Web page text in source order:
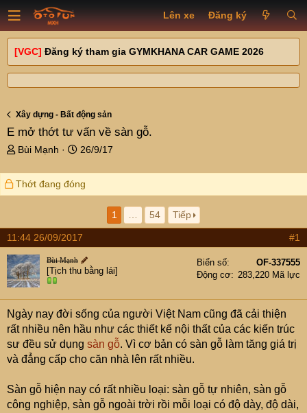
Lên xe Đăng ký
[VGC] Đăng ký tham gia GYMKHANA CAR GAME 2026
Xây dựng - Bất động sản
E mở thớt tư vấn về sàn gỗ.
T
r
e
s
t
a
r
t
Bùi Mạnh
N
à
y
i
26/9/17
Thớt đang đóng
1 54 Tiếp
11:44 26/09/2017 #1
Bùi Mạnh
[Tịch thu bằng lái]
Biển số
OF-337555
Động cơ
283,220 Mã lực
Ngày nay đời sống của người Việt Nam cũng đã cải thiện
rất nhiều nên hầu như các thiết kế nội thất của các kiến trúc
sư đều sử dụng sàn gỗ. Vì cơ bản có sàn gỗ làm tăng giá trị
và đẳng cấp cho căn nhà lên rất nhiều.
Sàn gỗ hiện nay có rất nhiều loại: sàn gỗ tự nhiên, sàn gỗ
công nghiệp, sàn gỗ ngoài trời rồi mỗi loại có độ dày, độ dài,